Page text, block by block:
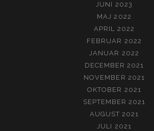
JUNI 2023
MAJ 2022
APRIL 2022
FEBRUAR 2022
JANUAR 2022
DECEMBER 2021
NOVEMBER 2021
OKTOBER 2021
SEPTEMBER 2021
AUGUST 2021
JULI 2021